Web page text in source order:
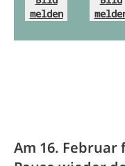
melden
Am 16.